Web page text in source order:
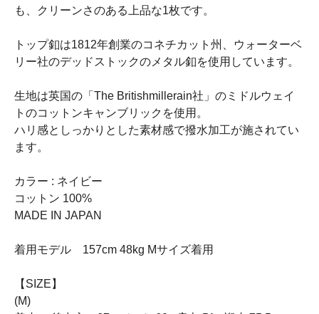
も、クリーンさのある上品な1枚です。
トップ釦は1812年創業のコネチカット州、ウォーターベ
リー社のデッドストックのメタル釦を使用しています。
生地は英国の「The Britishmillerain社」のミドルウェイ
トのコットンキャンブリックを使用。
ハリ感としっかりとした素材感で撥水加工が施されてい
ます。
カラー : ネイビー
コットン 100%
MADE IN JAPAN
着用モデル 157cm 48kg Mサイズ着用
【SIZE】
(M)